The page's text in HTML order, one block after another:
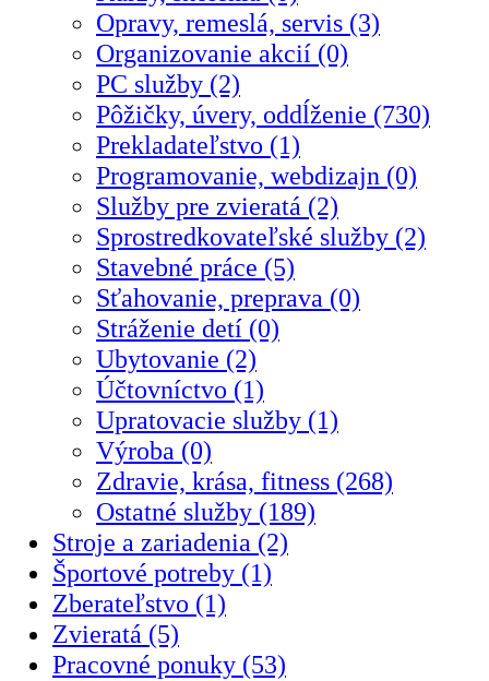
Opravy, remeslá, servis (3)
Organizovanie akcií (0)
PC služby (2)
Pôžičky, úvery, oddĺženie (730)
Prekladateľstvo (1)
Programovanie, webdizajn (0)
Služby pre zvieratá (2)
Sprostredkovateľské služby (2)
Stavebné práce (5)
Sťahovanie, preprava (0)
Stráženie detí (0)
Ubytovanie (2)
Účtovníctvo (1)
Upratovacie služby (1)
Výroba (0)
Zdravie, krása, fitness (268)
Ostatné služby (189)
Stroje a zariadenia (2)
Športové potreby (1)
Zberateľstvo (1)
Zvieratá (5)
Pracovné ponuky (53)